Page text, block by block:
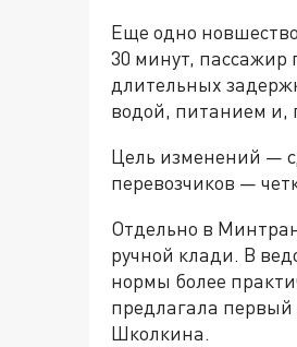
Еще одно
30 минут, пассажир
длительных
водой, питанием и,
Цель изменений —
перевозчиков —
Отдельно в
ручной клади. В
нормы более
предлагала
Школкина.